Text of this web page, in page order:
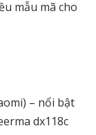
mẫu mã cho
– nổi bật
dx118c